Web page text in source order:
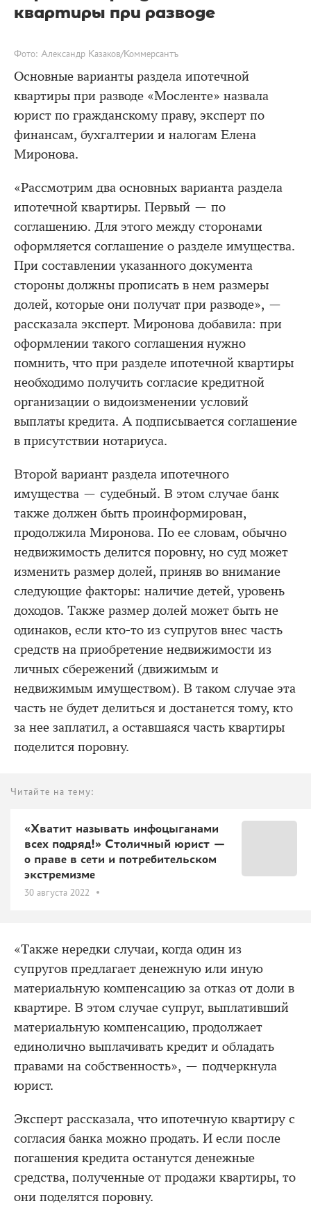
квартиры при разводе
Фото: Александр Казаков/Коммерсантъ
Основные варианты раздела ипотечной
квартиры при разводе «Мосленте» назвала
юрист по гражданскому праву, эксперт по
финансам, бухгалтерии и налогам Елена
Миронова.
«Рассмотрим два основных варианта раздела
ипотечной квартиры. Первый — по
соглашению. Для этого между сторонами
оформляется соглашение о разделе имущества.
При составлении указанного документа
стороны должны прописать в нем размеры
долей, которые они получат при разводе», —
рассказала эксперт. Миронова добавила: при
оформлении такого соглашения нужно
помнить, что при разделе ипотечной квартиры
необходимо получить согласие кредитной
организации о видоизменении условий
выплаты кредита. А подписывается соглашение
в присутствии нотариуса.
Второй вариант раздела ипотечного
имущества — судебный. В этом случае банк
также должен быть проинформирован,
продолжила Миронова. По ее словам, обычно
недвижимость делится поровну, но суд может
изменить размер долей, приняв во внимание
следующие факторы: наличие детей, уровень
доходов. Также размер долей может быть не
одинаков, если кто-то из супругов внес часть
средств на приобретение недвижимости из
личных сбережений (движимым и
недвижимым имуществом). В таком случае эта
часть не будет делиться и достанется тому, кто
за нее заплатил, а оставшаяся часть квартиры
поделится поровну.
Читайте на тему:
«Хватит называть инфоцыганами
всех подряд!» Столичный юрист —
о праве в сети и потребительском
экстремизме
30 августа 2022
«Также нередки случаи, когда один из
супругов предлагает денежную или иную
материальную компенсацию за отказ от доли в
квартире. В этом случае супруг, выплативший
материальную компенсацию, продолжает
единолично выплачивать кредит и обладать
правами на собственность», — подчеркнула
юрист.
Эксперт рассказала, что ипотечную квартиру с
согласия банка можно продать. И если после
погашения кредита останутся денежные
средства, полученные от продажи квартиры, то
они поделятся поровну.